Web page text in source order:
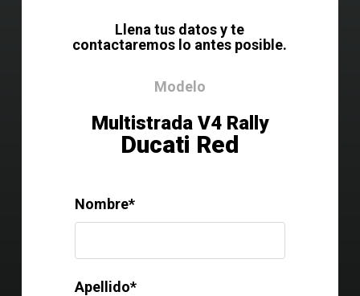
Llena tus datos y te
contactaremos lo antes posible.
Modelo
Multistrada V4 Rally
Ducati Red
Nombre*
Apellido*